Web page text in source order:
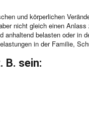
und körperlichen
nicht gleich einen
belasten oder in
in der Familie,
B. sein: